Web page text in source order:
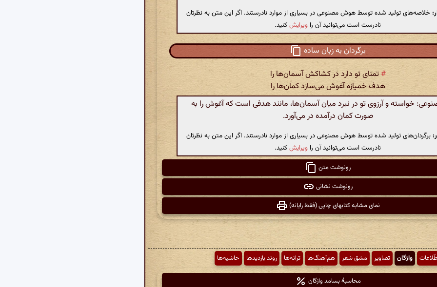
خلاصه‌های تولید شده توسط هوش مصنوعی در بسیاری از موارد نادرستند. اگر این متن به نظرتان
نادرست است می‌توانید آن را ویرایشکنید.
برگردان به زبان ساده
# تمنای تو دارد در کشاکش آسمان‌ها را
هدف خمیازه آغوش می‌سازد کمان‌ها را
خواسته و آرزوی تو در نبرد میان آسمان‌ها، مانند هدفی است که آغوش را به
صورت کمان درآمده در می‌آورد.
برگردان‌های تولید شده توسط هوش مصنوعی در بسیاری از موارد نادرستند. اگر این متن به نظرتان
نادرست است می‌توانید آن را ویرایشکنید.
رونوشت متن
رونوشت نشانی
نمای مشابه کتابهای چاپی (فقط رایانه)
واژگان تصاویر مشق شعر هم‌آهنگ‌ها ترانه‌ها روند بازدیدها حاشیه‌ها
محاسبهٔ بسامد واژگان